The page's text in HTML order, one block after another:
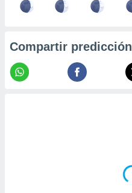
Compartir predicción